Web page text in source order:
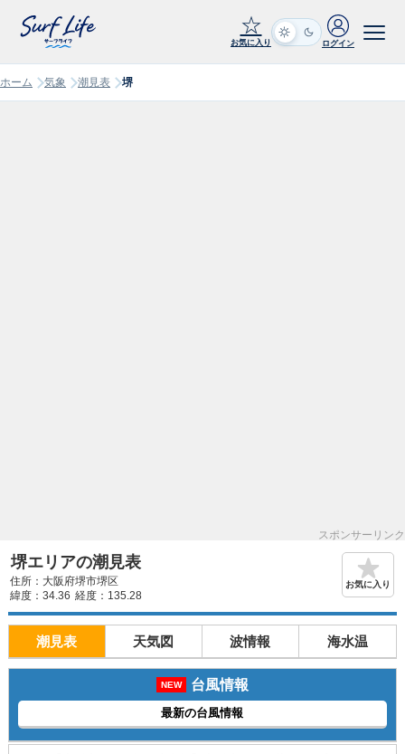
☆
お気に入り ログイン
ホーム 気象 潮見表 堺
スポンサーリンク
堺エリアの潮見表
住所：大阪府堺市堺区
緯度：34.36 経度：135.28
お気に入り
潮見表 天気図 波情報 海水温
NEW 台風情報
最新の台風情報